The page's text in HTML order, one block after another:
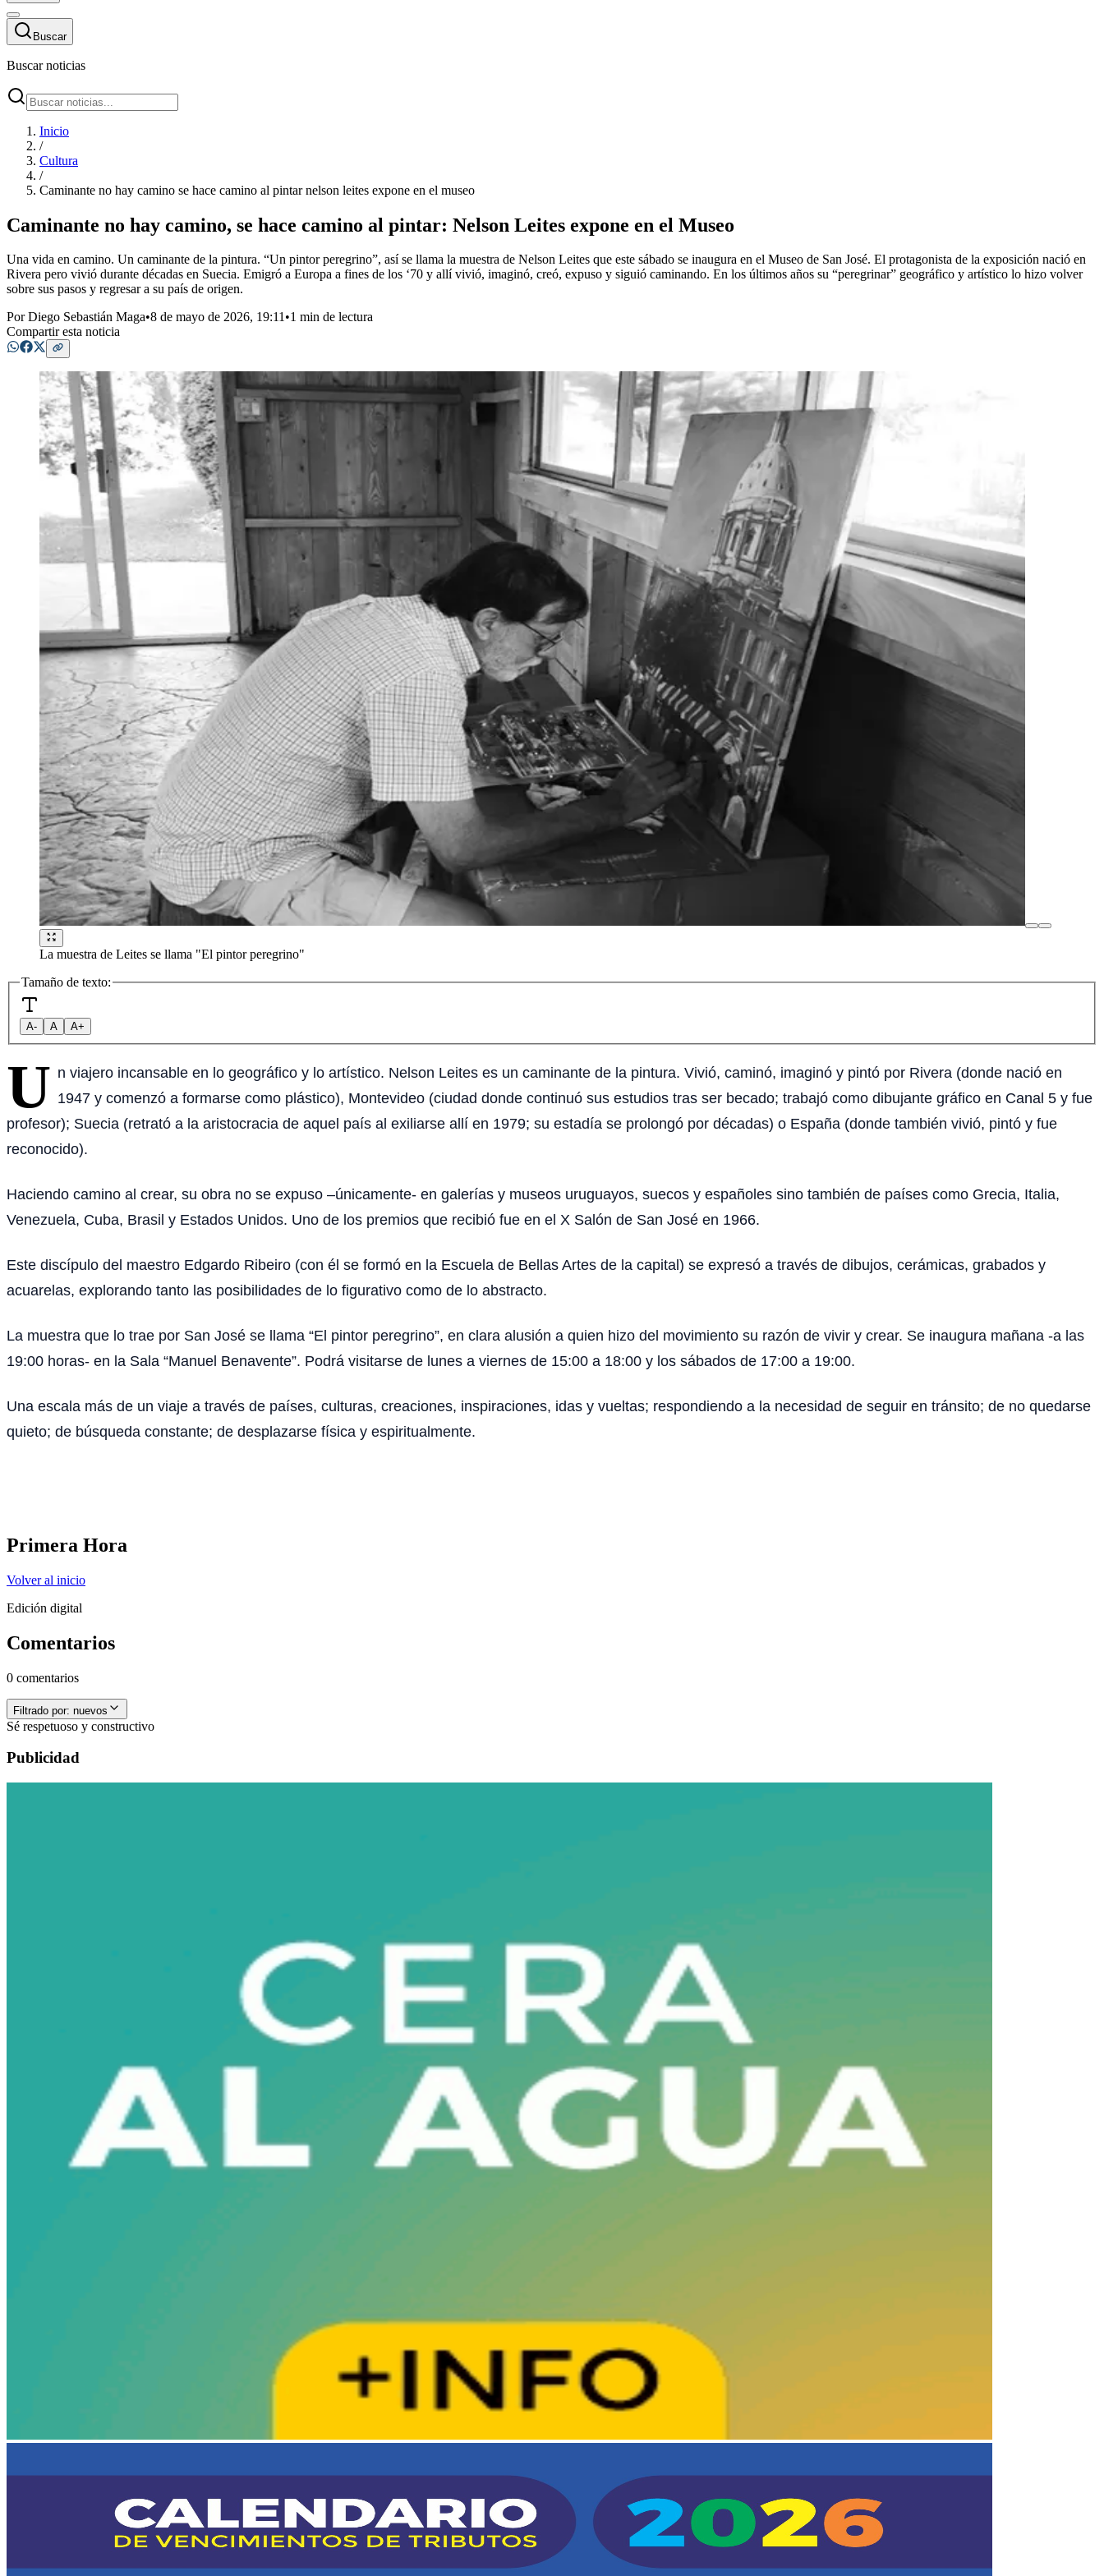
Buscar
Buscar noticias
Inicio
/
Cultura
/
Caminante no hay camino se hace camino al pintar nelson leites expone en el museo
Caminante no hay camino, se hace camino al pintar: Nelson Leites expone en el Museo
Una vida en camino. Un caminante de la pintura. “Un pintor peregrino”, así se llama la muestra de Nelson Leites que este sábado se inaugura en el Museo de San José. El protagonista de la exposición nació en
Rivera pero vivió durante décadas en Suecia. Emigró a Europa a fines de los ‘70 y allí vivió, imaginó, creó, expuso y siguió caminando. En los últimos años su “peregrinar” geográfico y artístico lo hizo volver
sobre sus pasos y regresar a su país de origen.
PorDiego Sebastián Maga•8 de mayo de 2026, 19:11•1 min de lectura
Compartir esta noticia
La muestra de Leites se llama "El pintor peregrino"
Tamaño de texto:
A- A A+
U n viajero incansable en lo geográfico y lo artístico. Nelson Leites es un caminante de la pintura. Vivió, caminó, imaginó y pintó por Rivera (donde nació en
1947 y comenzó a formarse como plástico), Montevideo (ciudad donde continuó sus estudios tras ser becado; trabajó como dibujante gráfico en Canal 5 y fue
profesor); Suecia (retrató a la aristocracia de aquel país al exiliarse allí en 1979; su estadía se prolongó por décadas) o España (donde también vivió, pintó y fue
reconocido).
Haciendo camino al crear, su obra no se expuso –únicamente- en galerías y museos uruguayos, suecos y españoles sino también de países como Grecia, Italia,
Venezuela, Cuba, Brasil y Estados Unidos. Uno de los premios que recibió fue en el X Salón de San José en 1966.
Este discípulo del maestro Edgardo Ribeiro (con él se formó en la Escuela de Bellas Artes de la capital) se expresó a través de dibujos, cerámicas, grabados y
acuarelas, explorando tanto las posibilidades de lo figurativo como de lo abstracto.
La muestra que lo trae por San José se llama “El pintor peregrino”, en clara alusión a quien hizo del movimiento su razón de vivir y crear. Se inaugura mañana -a las
19:00 horas- en la Sala “Manuel Benavente”. Podrá visitarse de lunes a viernes de 15:00 a 18:00 y los sábados de 17:00 a 19:00.
Una escala más de un viaje a través de países, culturas, creaciones, inspiraciones, idas y vueltas; respondiendo a la necesidad de seguir en tránsito; de no quedarse
quieto; de búsqueda constante; de desplazarse física y espiritualmente.
Primera Hora
Volver al inicio
Edición digital
Comentarios
0 comentarios
Filtrado por: nuevos
Sé respetuoso y constructivo
Publicidad